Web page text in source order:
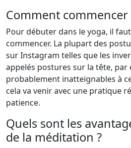
Comment commencer
Pour débuter dans le yoga, il
commencer. La plupart des
sur Instagram telles que les
appelés postures sur la tête, par
probablement inatteignables à
cela va venir avec une pratique
patience.
Quels sont les
de la méditation ?